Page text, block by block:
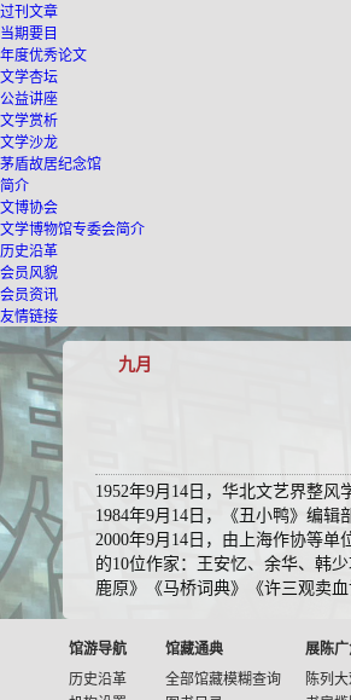
过刊文章
当期要目
年度优秀论文
文学杏坛
公益讲座
文学赏析
文学沙龙
茅盾故居纪念馆
简介
文博协会
文学博物馆专委会简介
历史沿革
会员风貌
会员资讯
友情链接
九月
1952年9月14日，华北文艺界整
1984年9月14日，《丑小鸭》编
2000年9月14日，由上海作协等单
的10位作家：王安忆、余华、韩
鹿原》《马桥词典》《许三观卖
馆游导航
历史沿革
馆藏通典
全部馆藏模糊查询
展陈广
陈列